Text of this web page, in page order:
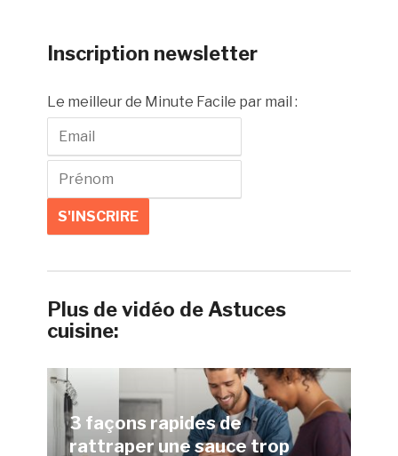
Inscription newsletter
Le meilleur de Minute Facile par mail :
Plus de vidéo de Astuces
cuisine:
3 façons rapides de
rattraper une sauce trop